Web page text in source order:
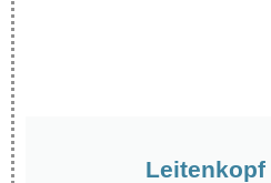
Leitenkopf